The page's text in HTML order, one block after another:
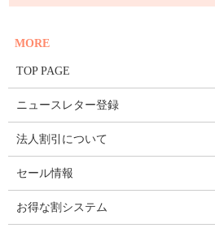
MORE
TOP PAGE
ニュースレター登録
法人割引について
セール情報
お得な割システム